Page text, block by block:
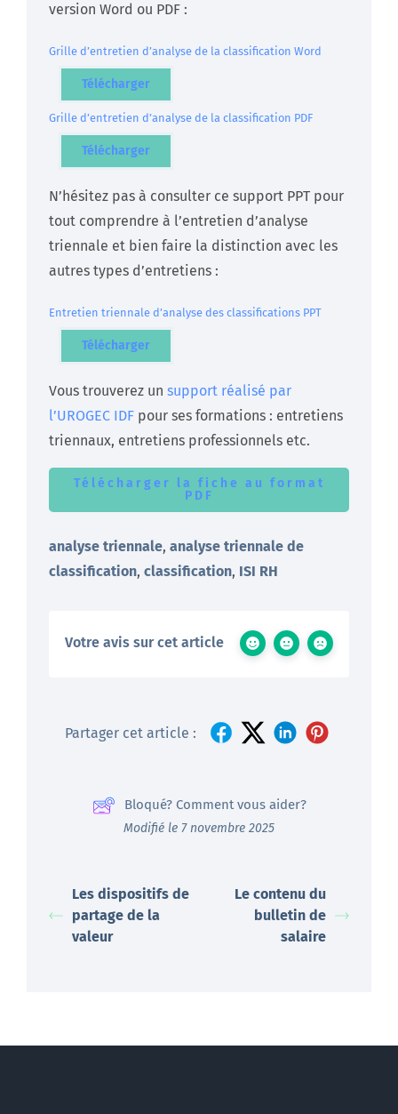
version Word ou PDF :
Grille d’entretien d’analyse de la classification Word
Télécharger
Grille d’entretien d’analyse de la classification PDF
Télécharger
N’hésitez pas à consulter ce support PPT pour
tout comprendre à l’entretien d’analyse
triennale et bien faire la distinction avec les
autres types d’entretiens :
Entretien triennale d’analyse des classifications PPT
Télécharger
Vous trouverez un support réalisé par
l’UROGEC IDF pour ses formations : entretiens
triennaux, entretiens professionnels etc.
Télécharger la fiche au format
PDF
analyse triennale, analyse triennale de
classification, classification, ISI RH
Votre avis sur cet article
Partager cet article :
Bloqué? Comment vous aider?
Modifié le 7 novembre 2025
Les dispositifs de
partage de la
valeur
Le contenu du
bulletin de
salaire